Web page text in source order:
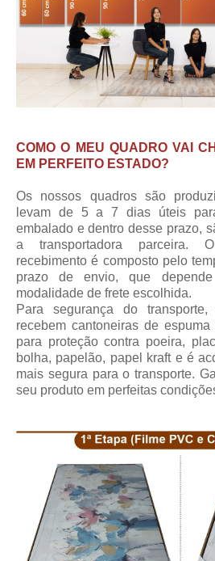
COMO O MEU QUADRO VAI
EM PERFEITO ESTADO?
Os nossos quadros são
levam de 5 a 7 dias úteis
embalado e dentro desse prazo,
a transportadora parceira.
recebimento é composto pelo
prazo de envio, que
modalidade de frete escolhida.
Para segurança do
recebem cantoneiras de
para proteção contra poeira,
bolha, papelão, papel kraft e é
mais segura para o transporte.
seu produto em perfeitas